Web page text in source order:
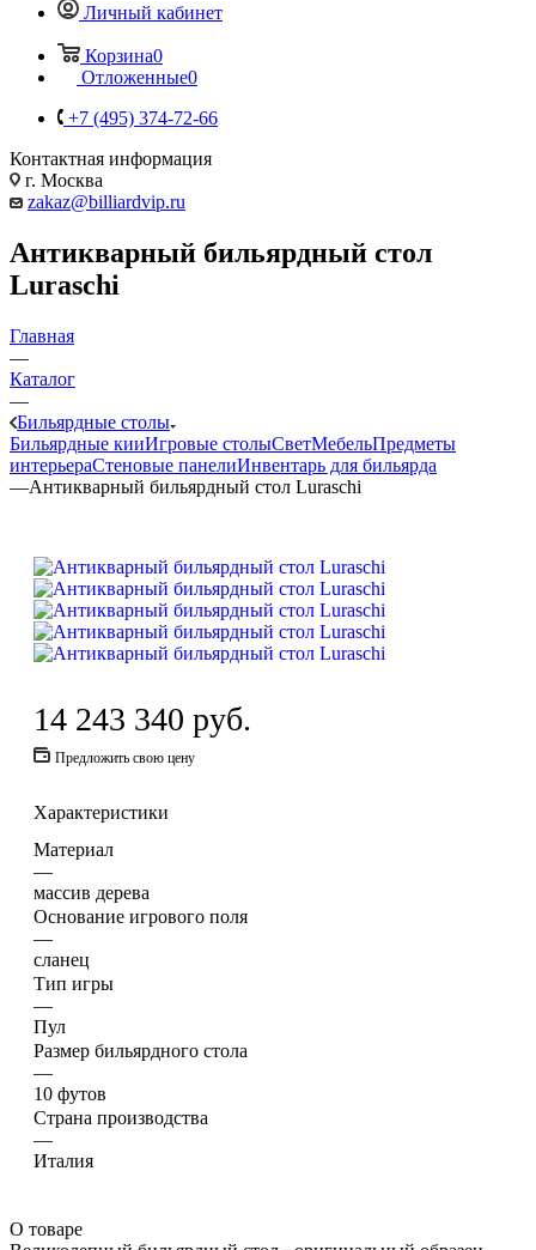
Личный кабинет
Корзина0
Отложенные0
+7 (495) 374-72-66
Контактная информация
г. Москва
zakaz@billiardvip.ru
Антикварный бильярдный стол
Luraschi
Главная
—
Каталог
—
Бильярдные столы
Бильярдные кииИгровые столыСветМебельПредметы
интерьераСтеновые панелиИнвентарь для бильярда
—Антикварный бильярдный стол Luraschi
14 243 340 руб.
Предложить свою цену
Характеристики
Материал
—
массив дерева
Основание игрового поля
—
сланец
Тип игры
—
Пул
Размер бильярдного стола
—
10 футов
Страна производства
—
Италия
О товаре